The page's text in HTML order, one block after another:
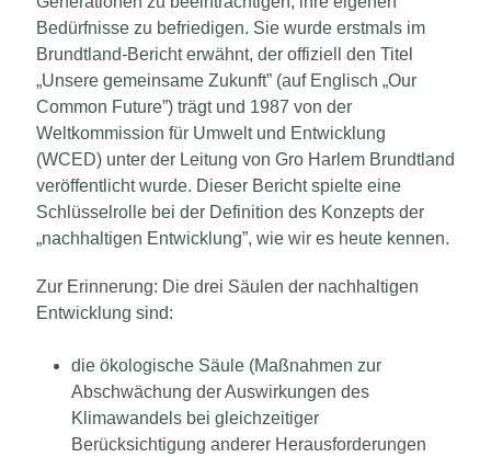
Bedürfnisse zu befriedigen. Sie wurde erstmals im
Brundtland-Bericht erwähnt, der offiziell den Titel
„Unsere gemeinsame Zukunft” (auf Englisch „Our
Common Future”) trägt und 1987 von der
Weltkommission für Umwelt und Entwicklung
(WCED) unter der Leitung von Gro Harlem Brundtland
veröffentlicht wurde. Dieser Bericht spielte eine
Schlüsselrolle bei der Definition des Konzepts der
„nachhaltigen Entwicklung”, wie wir es heute kennen.
Zur Erinnerung: Die drei Säulen der nachhaltigen
Entwicklung sind:
die ökologische Säule (Maßnahmen zur
Abschwächung der Auswirkungen des
Klimawandels bei gleichzeitiger
Berücksichtigung anderer Herausforderungen